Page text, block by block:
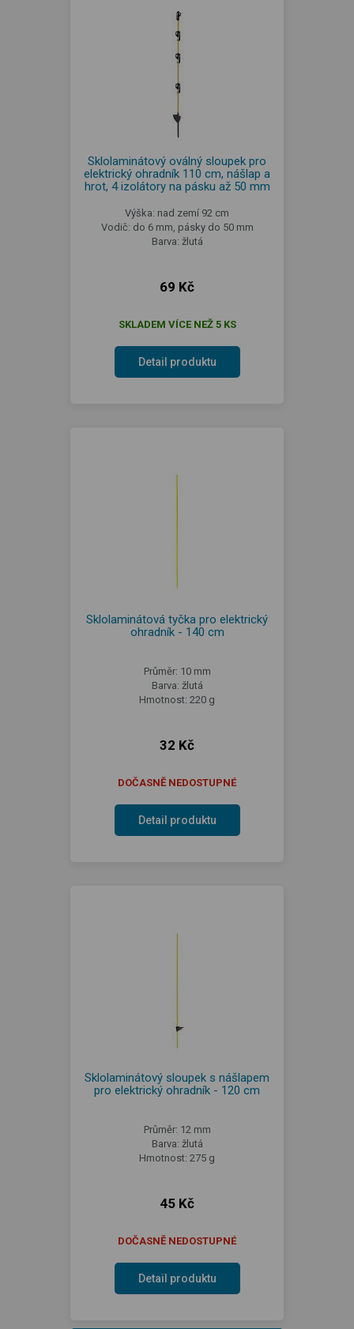
Sklolaminátový oválný sloupek pro
elektrický ohradník 110 cm, nášlap a
hrot, 4 izolátory na pásku až 50 mm
Výška: nad zemí 92 cm
Vodič: do 6 mm, pásky do 50 mm
Barva: žlutá
69 Kč
SKLADEM VÍCE NEŽ 5 KS
Detail produktu
Sklolaminátová tyčka pro elektrický
ohradník - 140 cm
Průměr: 10 mm
Barva: žlutá
Hmotnost: 220 g
32 Kč
DOČASNĚ NEDOSTUPNÉ
Detail produktu
Sklolaminátový sloupek s nášlapem
pro elektrický ohradník - 120 cm
Průměr: 12 mm
Barva: žlutá
Hmotnost: 275 g
45 Kč
DOČASNĚ NEDOSTUPNÉ
Detail produktu